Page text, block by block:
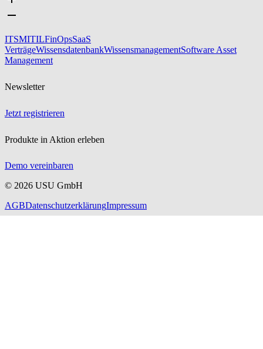
ITSMITILFinOpsSaaS
VerträgeWissensdatenbankWissensmanagementSoftware Asset
Management
Newsletter
Jetzt registrieren
Produkte in Aktion erleben
Demo vereinbaren
© 2026 USU GmbH
AGBDatenschutzerklärungImpressum